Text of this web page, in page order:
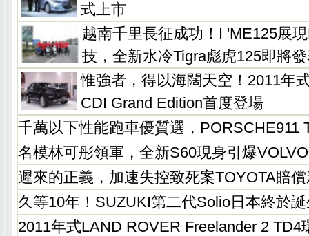
式上市
越南千里長征成功！I 'ME125展
技，全新水冷Tigra彪虎125即將
惟強者，得以海闊天空！2011年
CDI Grand Edition首度登場
千萬以下性能跑車優質選，PORSCHE911
名模林可彤領軍，全新S60現身引爆
遲來的正義，加速失控致死案TOYOTA賠
久等10年！SUZUKI第二代Solio日本終於
2011年式LAND ROVER Freelander 2 TD4